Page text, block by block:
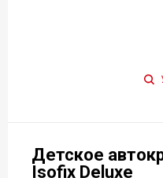
Детское
Isofix Deluxe